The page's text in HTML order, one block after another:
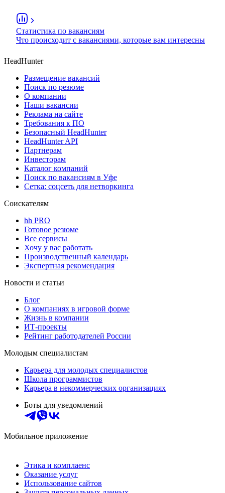
Статистика по вакансиям
Что происходит с вакансиями, которые вам интересны
HeadHunter
Размещение вакансий
Поиск по резюме
О компании
Наши вакансии
Реклама на сайте
Требования к ПО
Безопасный HeadHunter
HeadHunter API
Партнерам
Инвесторам
Каталог компаний
Поиск по вакансиям в Уфе
Сетка: соцсеть для нетворкинга
Соискателям
hh PRO
Готовое резюме
Все сервисы
Хочу у вас работать
Производственный календарь
Экспертная рекомендация
Новости и статьи
Блог
О компаниях в игровой форме
Жизнь в компании
ИТ-проекты
Рейтинг работодателей России
Молодым специалистам
Карьера для молодых специалистов
Школа программистов
Карьера в некоммерческих организациях
Боты для уведомлений
Мобильное приложение
Этика и комплаенс
Оказание услуг
Использование сайтов